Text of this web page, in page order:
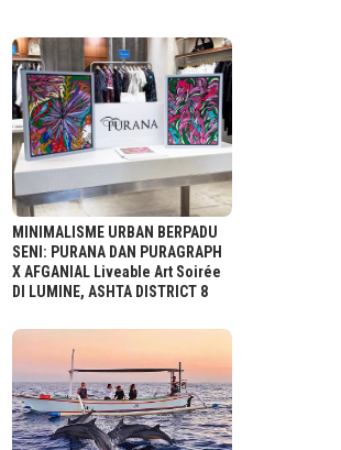
MINIMALISME URBAN BERPADU
SENI: PURANA DAN PURAGRAPH
X AFGANIAL Liveable Art Soirée
DI LUMINE, ASHTA DISTRICT 8